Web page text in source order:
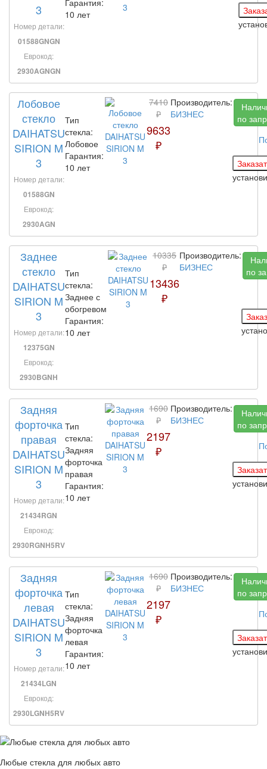
3
Номер детали:
01588GNGN
Еврокод:
2930AGNGN
10 лет
Лобовое
стекло
DAIHATSU
SIRION M
3
Номер детали:
01588GN
Еврокод:
2930AGN
Тип
стекла:
Лобовое
Гарантия:
10 лет
7410
₽
9633
₽
Производитель:
БИЗНЕС
по
Заднее
стекло
DAIHATSU
SIRION M
3
Номер детали:
12375GN
Еврокод:
2930BGNH
Тип
стекла:
Заднее с
обогревом
Гарантия:
10 лет
10335
₽
13436
₽
Производитель:
БИЗНЕС
по
Задняя
форточка
правая
DAIHATSU
SIRION M
3
Номер детали:
21434RGN
Еврокод:
2930RGNH5RV
Тип
стекла:
Задняя
форточка
правая
Гарантия:
10 лет
1690
₽
2197
₽
Производитель:
БИЗНЕС
по
Задняя
форточка
левая
DAIHATSU
SIRION M
3
Номер детали:
21434LGN
Еврокод:
2930LGNH5RV
Тип
стекла:
Задняя
форточка
левая
Гарантия:
10 лет
1690
₽
2197
₽
Производитель:
БИЗНЕС
по
Любые стекла для любых авто